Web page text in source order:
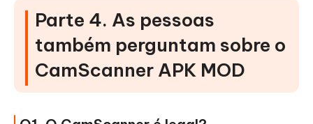
Parte 4. As pessoas
também perguntam sobre o
CamScanner APK MOD